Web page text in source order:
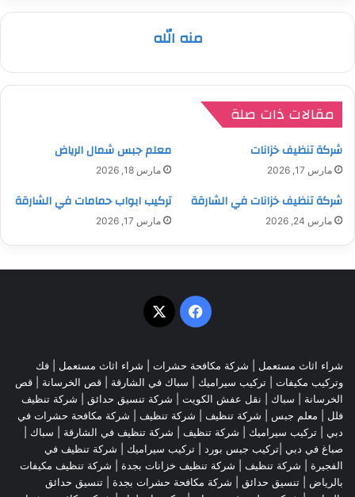
منه الله
مقالات ذات صلة
شركة تنظيف خزانات
مارس 17, 2026
معلم جبس شمال الرياض
مارس 18, 2026
شركة تنظيف خزانات في الشارقة
مارس 24, 2026
تركيب ابواب حمامات في الشارقة
مارس 17, 2026
فيسبوك
‫X
شراء اثاث مستعمل شركة مكافحة حشرات شراء اثاث مستعمل
فك
وتركيب مكيفات | تركيب سيراميك | سباك في الشارقة قص الخرسانة | قص
الخرسانة | سباك نقل عفش الكويت شركة تنسيق حدائق
شركة تنظيف
فلل
معلم جبس شركة تنظيف شركة تنظيف
شركة مكافحة حشرات في
دبي
تركيب سيراميك شركة تنظيف شركة تنظيف في الشارقة | سباك |
صباغ في دبي |تركيب جبس بورد | تركيب سيراميك
شركة تنظيف في
الفجيرة
شركة تنظيف شركة تنظيف خزانات بجدة
شركة تنظيف مكيفات
بالرياض
تنسيق حدائق شركة مكافحة حشرات بجدة
تنسيق حدائق